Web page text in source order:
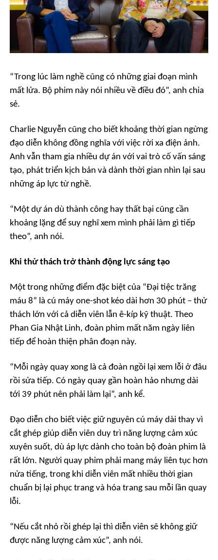
“Trong lúc làm nghề cũng có những giai đoạn mình
mất lửa. Bộ phim này nói nhiều về điều đó”, anh chia
sẻ.
Charlie Nguyễn cũng cho biết khoảng thời gian ngừng
đạo diễn không đồng nghĩa với việc rời xa điện ảnh.
Anh vẫn tham gia nhiều dự án với vai trò cố vấn sáng
tạo, phát triển kịch bản và dành thời gian nhìn lại sau
những áp lực từ nghề.
“Một dự án dù thành công hay thất bại cũng cần
khoảng lặng để suy nghĩ xem mình phải làm gì tiếp
theo”, anh nói.
Khi thử thách trở thành động lực sáng tạo
Một trong những điểm đặc biệt của “Đại tiệc trăng
máu 8” là cú máy one-shot kéo dài hơn 30 phút – thử
thách lớn với cả diễn viên lẫn ê-kíp kỹ thuật. Theo
Phan Gia Nhật Linh, đoàn phim mất năm ngày liên
tiếp để hoàn thiện phân đoạn này.
“Mỗi ngày quay xong là cả đoàn ngồi lại xem lỗi ở đâu
rồi sửa tiếp. Có ngày quay gần hoàn hảo nhưng dài
tới 39 phút nên phải làm lại”, anh kể.
Đạo diễn cho biết việc giữ nguyên cú máy dài thay vì
cắt ghép giúp diễn viên duy trì năng lượng cảm xúc
xuyên suốt, dù áp lực dành cho toàn bộ đoàn phim là
rất lớn. Người quay phim phải mang máy liên tục hơn
nửa tiếng, trong khi diễn viên mất nhiều thời gian
chuẩn bị lại phục trang và hóa trang sau mỗi lần quay
lỗi.
“Nếu cắt nhỏ rồi ghép lại thì diễn viên sẽ không giữ
được năng lượng cảm xúc”, anh nói.